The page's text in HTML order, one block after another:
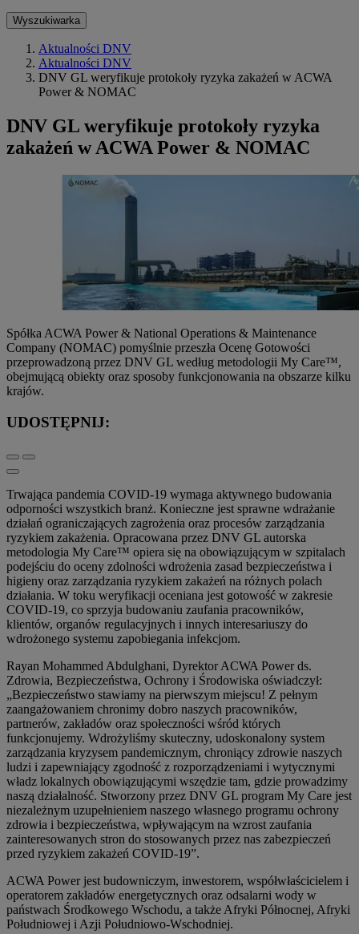
Wyszukiwarka
Aktualności DNV
Aktualności DNV
DNV GL weryfikuje protokoły ryzyka zakażeń w ACWA
Power & NOMAC
DNV GL weryfikuje protokoły ryzyka
zakażeń w ACWA Power & NOMAC
Spółka ACWA Power & National Operations & Maintenance
Company (NOMAC) pomyślnie przeszła Ocenę Gotowości
przeprowadzoną przez DNV GL według metodologii My Care™,
obejmującą obiekty oraz sposoby funkcjonowania na obszarze kilku
krajów.
UDOSTĘPNIJ:
Trwająca pandemia COVID-19 wymaga aktywnego budowania
odporności wszystkich branż. Konieczne jest sprawne wdrażanie
działań ograniczających zagrożenia oraz procesów zarządzania
ryzykiem zakażenia. Opracowana przez DNV GL autorska
metodologia My Care™ opiera się na obowiązującym w szpitalach
podejściu do oceny zdolności wdrożenia zasad bezpieczeństwa i
higieny oraz zarządzania ryzykiem zakażeń na różnych polach
działania. W toku weryfikacji oceniana jest gotowość w zakresie
COVID-19, co sprzyja budowaniu zaufania pracowników,
klientów, organów regulacyjnych i innych interesariuszy do
wdrożonego systemu zapobiegania infekcjom.
Rayan Mohammed Abdulghani, Dyrektor ACWA Power ds.
Zdrowia, Bezpieczeństwa, Ochrony i Środowiska oświadczył:
„Bezpieczeństwo stawiamy na pierwszym miejscu! Z pełnym
zaangażowaniem chronimy dobro naszych pracowników,
partnerów, zakładów oraz społeczności wśród których
funkcjonujemy. Wdrożyliśmy skuteczny, udoskonalony system
zarządzania kryzysem pandemicznym, chroniący zdrowie naszych
ludzi i zapewniający zgodność z rozporządzeniami i wytycznymi
władz lokalnych obowiązującymi wszędzie tam, gdzie prowadzimy
naszą działalność. Stworzony przez DNV GL program My Care jest
niezależnym uzupełnieniem naszego własnego programu ochrony
zdrowia i bezpieczeństwa, wpływającym na wzrost zaufania
zainteresowanych stron do stosowanych przez nas zabezpieczeń
przed ryzykiem zakażeń COVID-19”.
ACWA Power jest budowniczym, inwestorem, współwłaścicielem i
operatorem zakładów energetycznych oraz odsalarni wody w
państwach Środkowego Wschodu, a także Afryki Północnej, Afryki
Południowej i Azji Południowo-Wschodniej.